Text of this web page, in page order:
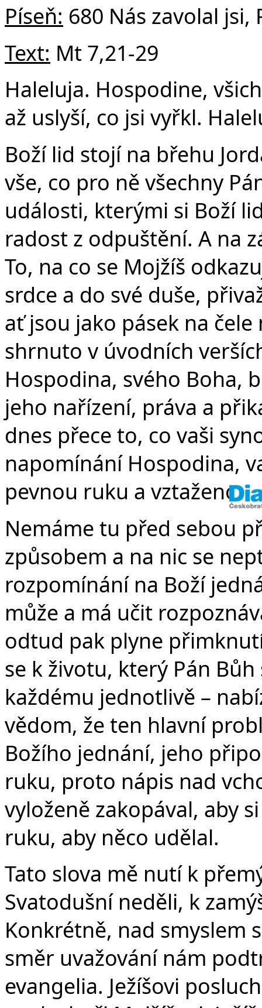
Píseň: 680 Nás zavolal jsi,
Text: Mt 7,21-29
Haleluja. Hospodine,
až uslyší, co jsi vyřkl.
Boží lid stojí na břehu
vše, co pro ně všechny
události, kterými si Boží
radost z odpuštění. A na
To, na co se Mojžíš
srdce a do své duše,
ať jsou jako pásek na čele
shrnuto v úvodních
Hospodina, svého Boha,
jeho nařízení, práva a
dnes přece to, co vaši
napomínání Hospodina,
pevnou ruku a vztaženou
Nemáme tu před sebou
způsobem a na nic se
rozpomínání na Boží
může a má učit
odtud pak plyne
se k životu, který Pán
každému jednotlivě –
vědom, že ten hlavní
Božího jednání, jeho
ruku, proto nápis nad
vyloženě zakopával, aby
ruku, aby něco udělal.
Tato slova mě nutí k
Svatodušní neděli, k
Konkrétně, nad smyslem
směr uvažování nám
evangelia. Ježíšovi